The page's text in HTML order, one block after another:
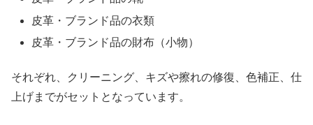
皮革・ブランド品の衣類
皮革・ブランド品の財布（小物）
それぞれ、クリーニング、キズや擦れの修復、色補正、仕
上げまでがセットとなっています。